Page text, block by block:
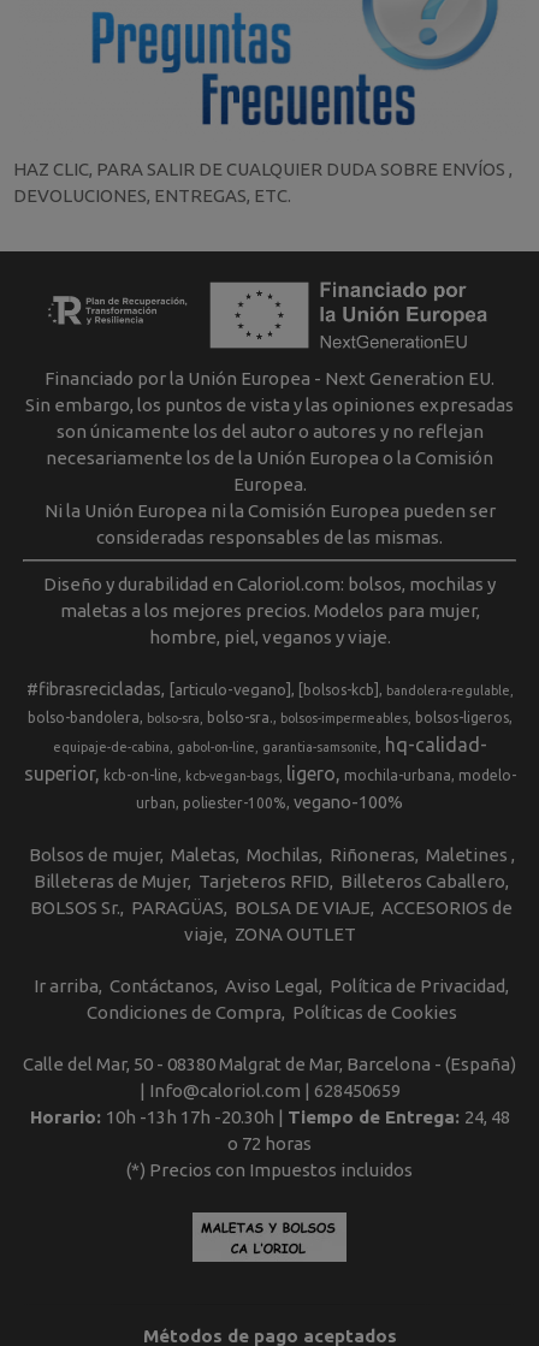
HAZ CLIC, PARA SALIR DE CUALQUIER DUDA SOBRE ENVÍOS ,
DEVOLUCIONES, ENTREGAS, ETC.
Financiado por la Unión Europea - Next Generation EU.
Sin embargo, los puntos de vista y las opiniones expresadas
son únicamente los del autor o autores y no reflejan
necesariamente los de la Unión Europea o la Comisión
Europea.
Ni la Unión Europea ni la Comisión Europea pueden ser
consideradas responsables de las mismas.
Diseño y durabilidad en Caloriol.com: bolsos, mochilas y
maletas a los mejores precios. Modelos para mujer,
hombre, piel, veganos y viaje.
#fibrasrecicladas [articulo-vegano] [bolsos-kcb] bandolera-regulable
bolso-bandolera bolso-sra bolso-sra. bolsos-impermeables bolsos-ligeros
equipaje-de-cabina gabol-on-line garantia-samsonite
hq-calidad-
superior
kcb-on-line kcb-vegan-bags ligero mochila-urbana
modelo-
urban
poliester-100% vegano-100%
Bolsos de mujer Maletas Mochilas Riñoneras Maletines
Billeteras de Mujer Tarjeteros RFID
Billeteros Caballero
BOLSOS Sr.
PARAGÜAS BOLSA DE VIAJE ACCESORIOS de
viaje
ZONA OUTLET
Ir arriba Contáctanos Aviso Legal
Política de Privacidad
Condiciones de Compra
Políticas de Cookies
Calle del Mar, 50 - 08380 Malgrat de Mar, Barcelona - (España)
| Info@caloriol.com | 628450659
Horario: 10h -13h 17h -20.30h | Tiempo de Entrega: 24, 48
o 72 horas
(*) Precios con Impuestos incluidos
Métodos de pago aceptados